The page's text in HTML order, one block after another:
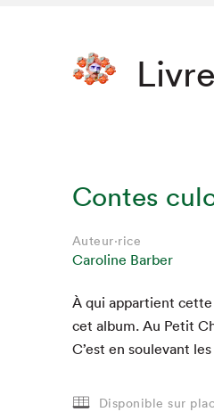
Contes
Auteur·rice
Caroline Barber
À qui appar­tient
cet album. Au Petit
C’est en soule­vant
Disponible sur